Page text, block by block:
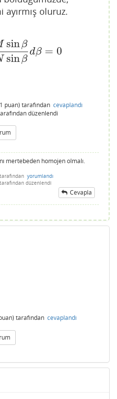
oluruz.
sin β
sin β
dβ = 0
β+Nsinβdβ=
puan) tarafından cevaplandı
düzenlendi
mertebeden homojen olmalı.
tarafından yorumlandı
tarafından düzenlendi
Cevapla
tarafından cevaplandı